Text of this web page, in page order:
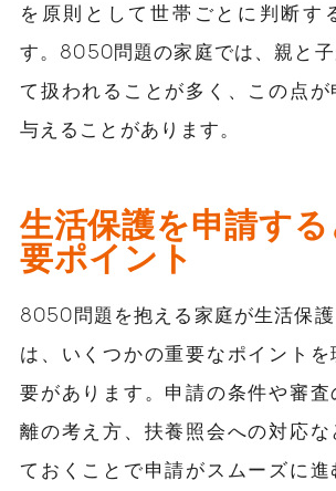
を原則として世帯ごとに判断す
す。8050問題の家庭では、親と
て扱われることが多く、この点
与えることがあります。
生活保護を申請す
要ポイント
8050問題を抱える家庭が生活保
は、いくつかの重要なポイント
要があります。申請の条件や審査
離の考え方、扶養照会への対応な
ておくことで申請がスムーズに進